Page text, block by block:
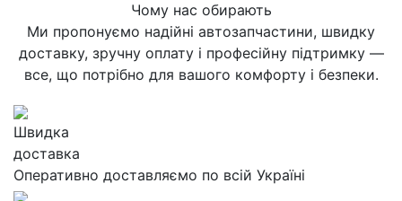
Чому нас обирають
Ми пропонуємо надійні автозапчастини, швидку
доставку, зручну оплату і професійну підтримку —
все, що потрібно для вашого комфорту і безпеки.
Швидка
доставка
Оперативно доставляємо по всій Україні